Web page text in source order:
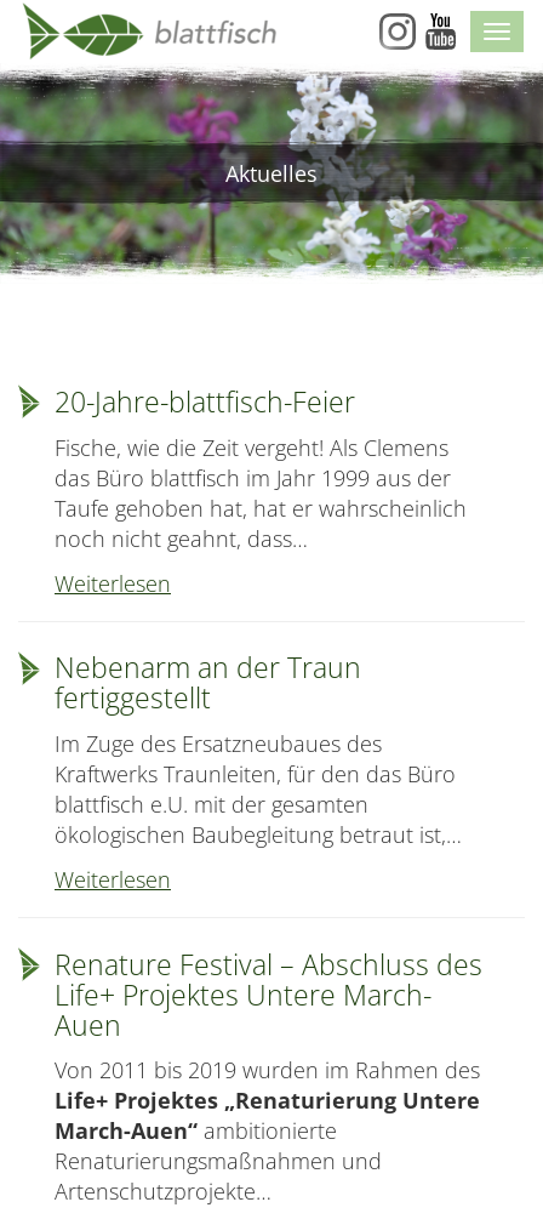
Skip
Navigation
Aktuelles
20-Jahre-blattfisch-Feier
Fische, wie die Zeit vergeht! Als Clemens
das Büro blattfisch im Jahr 1999 aus der
Taufe gehoben hat, hat er wahrscheinlich
noch nicht geahnt, dass…
20-
Feier
Weiterlesen
Nebenarm an der Traun
fertiggestellt
Im Zuge des Ersatzneubaues des
Kraftwerks Traunleiten, für den das Büro
blattfisch e.U. mit der gesamten
ökologischen Baubegleitung betraut ist,…
Nebenarm
Traun
fertiggestellt
Weiterlesen
Renature Festival – Abschluss des
Life+ Projektes Untere March-
Auen
Von 2011 bis 2019 wurden im Rahmen des
Life+ Projektes „Renaturierung Untere
March-Auen“ ambitionierte
Renaturierungsmaßnahmen und
Artenschutzprojekte…